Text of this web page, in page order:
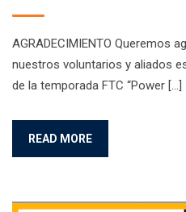
AGRADECIMIENTO Queremos
nuestros voluntarios y aliados
de la temporada FTC “Power […]
READ MORE